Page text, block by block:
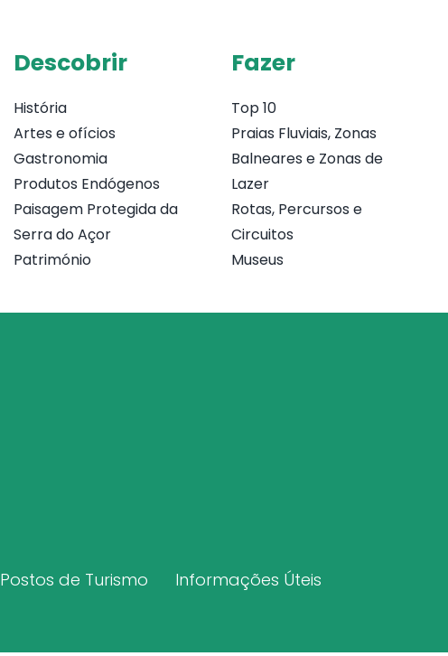
Descobrir
História
Artes e ofícios
Gastronomia
Produtos Endógenos
Paisagem Protegida da
Serra do Açor
Património
Fazer
Top 10
Praias Fluviais, Zonas
Balneares e Zonas de
Lazer
Rotas, Percursos e
Circuitos
Museus
Postos de Turismo Informações Úteis